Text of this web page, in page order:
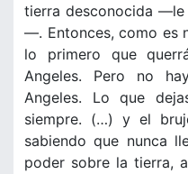
tierra desconocida —le
—. Entonces, como es
lo primero que
Angeles. Pero no
Angeles. Lo que
siempre. (…) y el
sabiendo que nunca
poder sobre la tierra,